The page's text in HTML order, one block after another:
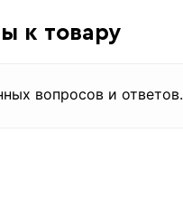
к товару
вопросов и ответов.